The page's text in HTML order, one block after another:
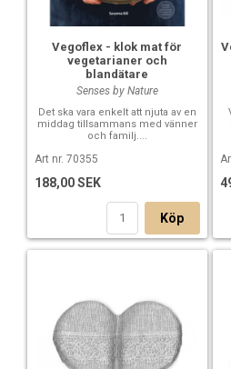
Vegoflex - klok mat för
vegetarianer och
blandätare
Senses by Nature
Det ska vara enkelt att njuta av en
middag tillsammans med vänner
och familj....
Art nr. 70355
188,00 SEK
Köp